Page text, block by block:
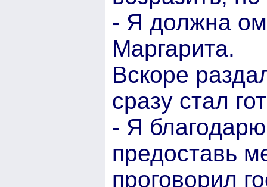
- Я должна
Маргарита.
Вскоре
сразу стал
- Я
предоставь
проговорил